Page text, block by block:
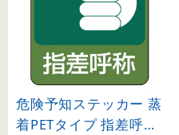
危険予知ステッカー 蒸
着PETタイプ 指差呼称